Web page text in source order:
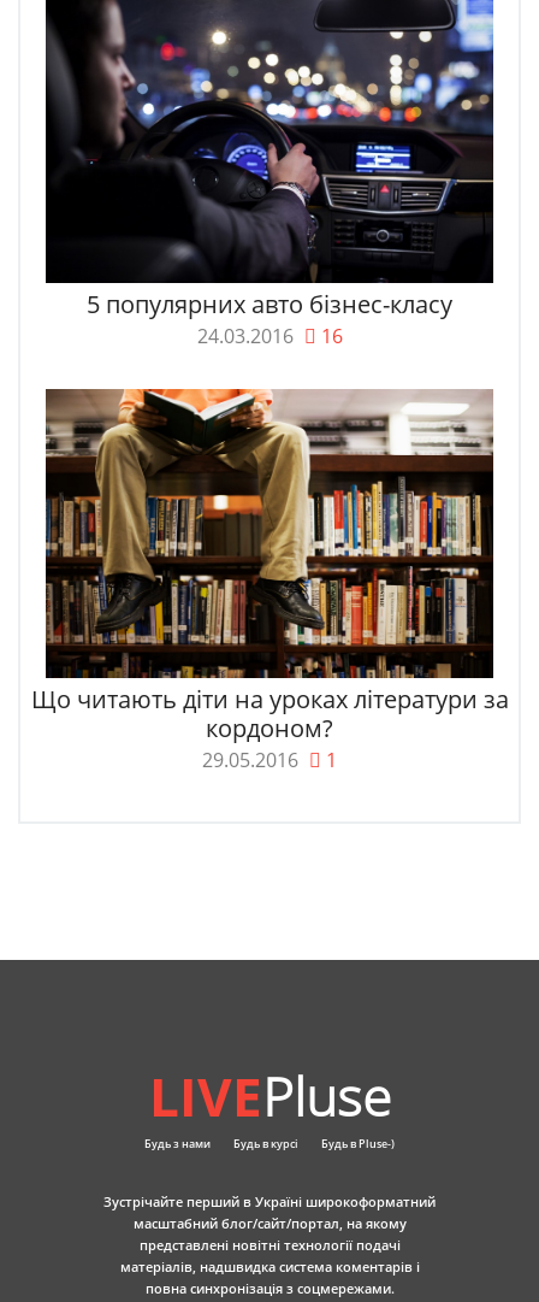
5 популярних авто бізнес-класу
24.03.2016 16
Що читають діти на уроках літератури за
кордоном?
29.05.2016 1
LIVEPluse
Будь з нами Будь в курсі Будь в Pluse-)
Зустрічайте перший в Україні широкоформатний
масштабний блог/сайт/портал, на якому
представлені новітні технології подачі
матеріалів, надшвидка система коментарів і
повна синхронізація з соцмережами.